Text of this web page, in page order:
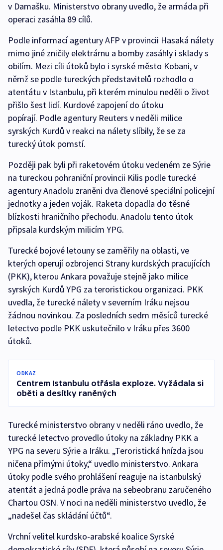
v Damašku. Ministerstvo obrany uvedlo, že armáda při
operaci zasáhla 89 cílů.
Podle informací agentury AFP v provincii Hasaká nálety
mimo jiné zničily elektrárnu a bomby zasáhly i sklady s
obilím. Mezi cíli útoků bylo i syrské město Kobani, v
němž se podle tureckých představitelů rozhodlo o
atentátu v Istanbulu, při kterém minulou neděli o život
přišlo šest lidí. Kurdové zapojení do útoku
popírají. Podle agentury Reuters v neděli milice
syrských Kurdů v reakci na nálety slíbily, že se za
turecký útok pomstí.
Později pak byli při raketovém útoku vedeném ze Sýrie
na tureckou pohraniční provincii Kilis podle turecké
agentury Anadolu zraněni dva členové speciální policejní
jednotky a jeden voják. Raketa dopadla do těsné
blízkosti hraničního přechodu. Anadolu tento útok
připsala kurdským milicím YPG.
Turecké bojové letouny se zaměřily na oblasti, ve
kterých operují ozbrojenci Strany kurdských pracujících
(PKK), kterou Ankara považuje stejně jako milice
syrských Kurdů YPG za teroristickou organizaci. PKK
uvedla, že turecké nálety v severním Iráku nejsou
žádnou novinkou. Za posledních sedm měsíců turecké
letectvo podle PKK uskutečnilo v Iráku přes 3600
útoků.
ODKAZ
Centrem Istanbulu otřásla exploze. Vyžádala si
oběti a desítky raněných
Turecké ministerstvo obrany v neděli ráno uvedlo, že
turecké letectvo provedlo útoky na základny PKK a
YPG na severu Sýrie a Iráku. „Teroristická hnízda jsou
ničena přímými útoky,“ uvedlo ministerstvo. Ankara
útoky podle svého prohlášení reaguje na istanbulský
atentát a jedná podle práva na sebeobranu zaručeného
Chartou OSN. V noci na neděli ministerstvo uvedlo, že
„nadešel čas skládání účtů“.
Vrchní velitel kurdsko-arabské koalice Syrské